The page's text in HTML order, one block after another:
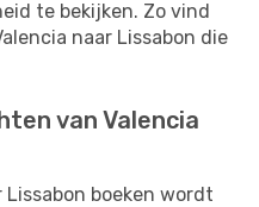
te bekijken. Zo vind
naar Lissabon die
van Valencia
boeken wordt